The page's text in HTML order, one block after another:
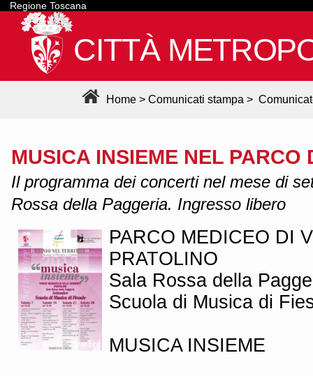
Regione Toscana
CITTÀ
Home > Comunicati stampa >
MUSICA INSIEME NEL PARCO
Il programma dei concerti nel mese di
Rossa della Paggeria. Ingresso libero
PARCO MEDICEO DI
PRATOLINO
Sala Rossa della
Scuola di Musica di
MUSICA INSIEME